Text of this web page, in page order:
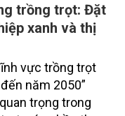
trồng trọt: Đặt
xanh và thị
vực trồng trọt
năm 2050”
trọng trong